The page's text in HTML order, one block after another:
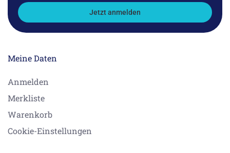
Jetzt anmelden
Meine Daten
Anmelden
Merkliste
Warenkorb
Cookie-Einstellungen